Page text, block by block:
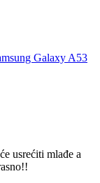
Galaxy A53
usrećiti mlađe a